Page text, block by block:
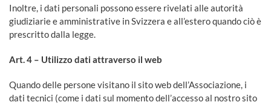
Inoltre, i dati personali possono essere rivelati alle autorità
giudiziarie e amministrative in Svizzera e all’estero quando ciò è
prescritto dalla legge.
Art. 4 – Utilizzo dati attraverso il web
Quando delle persone visitano il sito web dell’Associazione, i
dati tecnici (come i dati sul momento dell’accesso al nostro sito